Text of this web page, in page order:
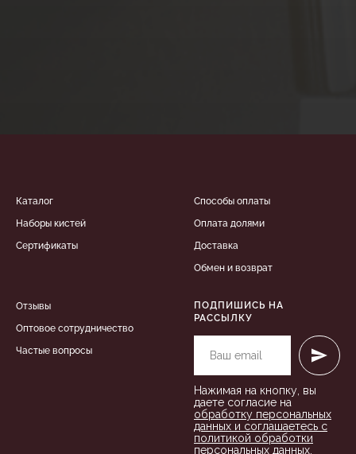
Каталог
Наборы кистей
Сертификаты
Способы оплаты
Оплата долями
Доставка
Обмен и возврат
Отзывы
Оптовое сотрудничество
Частые вопросы
ПОДПИШИСЬ НА
РАССЫЛКУ
Нажимая на кнопку, вы
даете согласие на
обработку персональных
данных и соглашаетесь c
политикой обработки
персональных данных.